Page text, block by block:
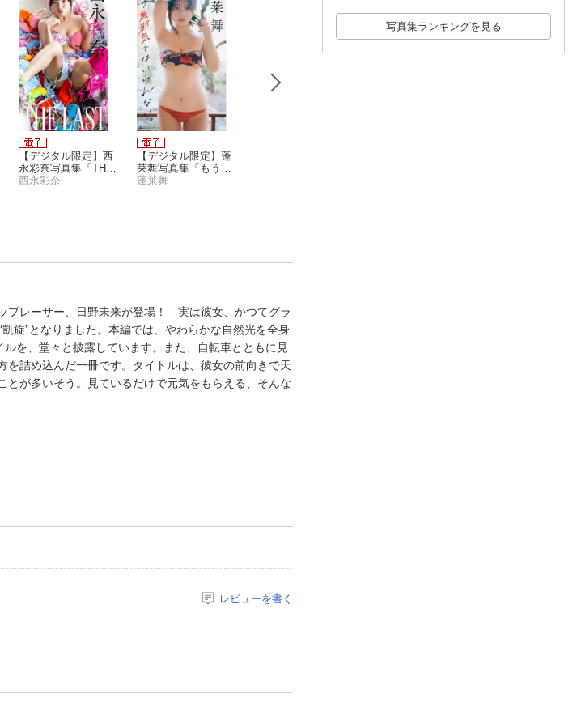
【デジタル限定】西
永彩奈写真集「THE L
AST」
西永彩奈
【デジタル限定】蓬
莱舞写真集「もう無
邪気ではいられな
蓬莱舞
プレーサー、日野未来が登場！ 実は彼女、かつてグラ
旋”となりました。本編では、やわらかな自然光を全身
を、堂々と披露しています。また、自転車とともに見
詰め込んだ一冊です。タイトルは、彼女の前向きで天
が多いそう。見ているだけで元気をもらえる、そんな
レビューを書く
写真集ランキングを見る